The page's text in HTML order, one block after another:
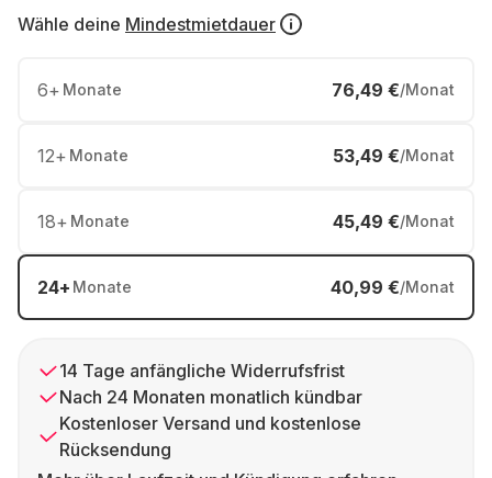
Wähle deine Mindestmietdauer
6+ Monate 76,49 €/Monat
12+ Monate 53,49 €/Monat
18+ Monate 45,49 €/Monat
24+ Monate 40,99 €/Monat
14 Tage anfängliche Widerrufsfrist
Nach 24 Monaten monatlich kündbar
Kostenloser Versand und kostenlose
Rücksendung